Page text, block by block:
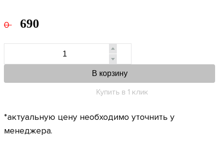
0 690
В корзину
Купить в 1 клик
*актуальную цену необходимо уточнить у
менеджера.